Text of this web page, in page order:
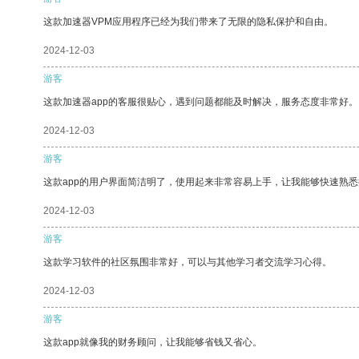
这款加速器VPM应用程序已经为我们带来了无限的隐私保护和自由。
2024-12-03
游客
这款加速器app的客服很贴心，遇到问题都能及时解决，服务态度非常好。
2024-12-03
游客
这款app的用户界面简洁明了，使用起来非常容易上手，让我能够快速熟
2024-12-03
游客
这款学习软件的社区氛围非常好，可以与其他学习者交流学习心得。
2024-12-03
游客
这款app就像我的财务顾问，让我能够省钱又省心。